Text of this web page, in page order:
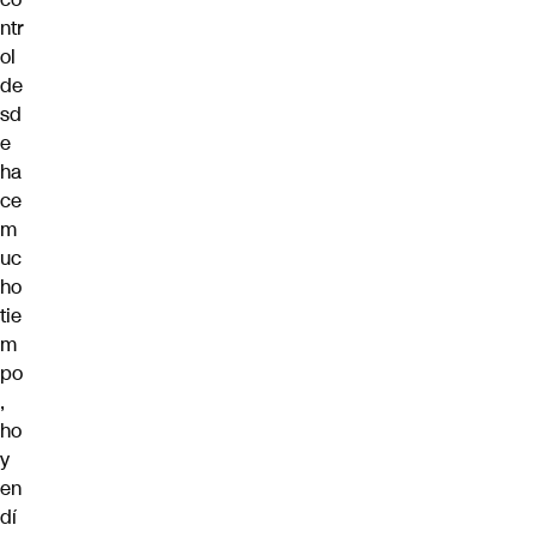
ntr
ol
de
sd
e
ha
ce
m
uc
ho
tie
m
po
,
ho
y
en
dí